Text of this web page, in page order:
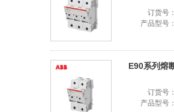
订货号
产品型号
E90系列熔
订货号
产品型号